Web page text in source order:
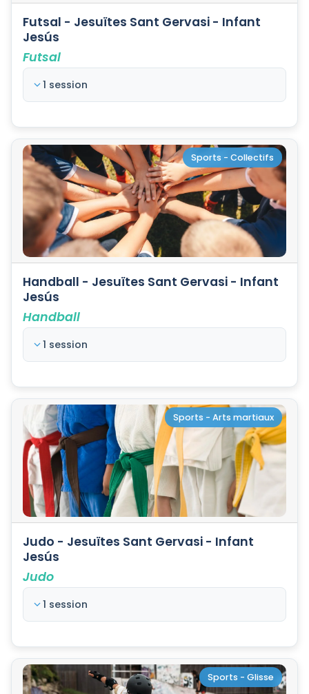
Futsal - Jesuïtes Sant Gervasi - Infant
Jesús
Futsal
1 session
Sports - Collectifs
Handball - Jesuïtes Sant Gervasi - Infant
Jesús
Handball
1 session
Sports - Arts martiaux
Judo - Jesuïtes Sant Gervasi - Infant
Jesús
Judo
1 session
Sports - Glisse